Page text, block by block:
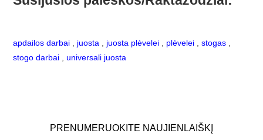
apdailos darbai juosta juosta plėvelei plėvelei ,stogas
stogo darbai ,universali juosta
PRENUMERUOKITE NAUJIENLAIŠKĮ